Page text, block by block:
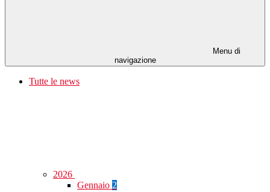
Menu di
navigazione
Tutte le news
2026
Gennaio 2